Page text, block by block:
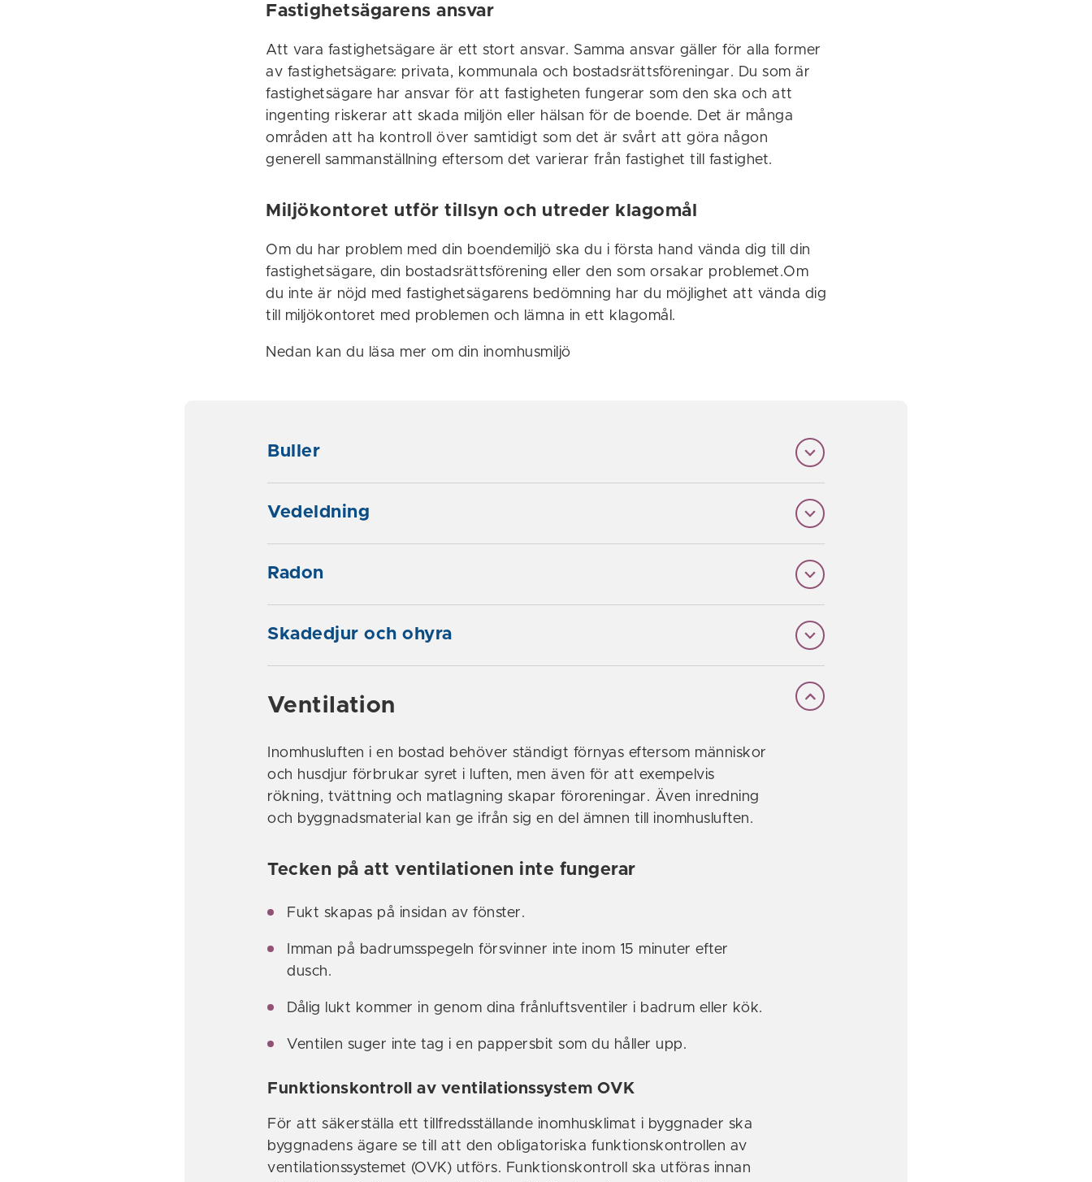
Fastighetsägarens ansvar
Att vara fastighetsägare är ett stort ansvar. Samma ansvar gäller för alla former
av fastighetsägare: privata, kommunala och bostadsrättsföreningar. Du som är
fastighetsägare har ansvar för att fastigheten fungerar som den ska och att
ingenting riskerar att skada miljön eller hälsan för de boende. Det är många
områden att ha kontroll över samtidigt som det är svårt att göra någon
generell sammanställning eftersom det varierar från fastighet till fastighet.
Miljökontoret utför tillsyn och utreder klagomål
Om du har problem med din boendemiljö ska du i första hand vända dig till din
fastighetsägare, din bostadsrättsförening eller den som orsakar problemet.Om
du inte är nöjd med fastighetsägarens bedömning har du möjlighet att vända dig
till miljökontoret med problemen och lämna in ett klagomål.
Nedan kan du läsa mer om din inomhusmiljö
Buller
Vedeldning
Radon
Skadedjur och ohyra
Ventilation
Inomhusluften i en bostad behöver ständigt förnyas eftersom människor
och husdjur förbrukar syret i luften, men även för att exempelvis
rökning, tvättning och matlagning skapar föroreningar. Även inredning
och byggnadsmaterial kan ge ifrån sig en del ämnen till inomhusluften.
Tecken på att ventilationen inte fungerar
Fukt skapas på insidan av fönster.
Imman på badrumsspegeln försvinner inte inom 15 minuter efter
dusch.
Dålig lukt kommer in genom dina frånluftsventiler i badrum eller kök.
Ventilen suger inte tag i en pappersbit som du håller upp.
Funktionskontroll av ventilationssystem OVK
För att säkerställa ett tillfredsställande inomhusklimat i byggnader ska
byggnadens ägare se till att den obligatoriska funktionskontrollen av
ventilationssystemet (OVK) utförs. Funktionskontroll ska utföras innan